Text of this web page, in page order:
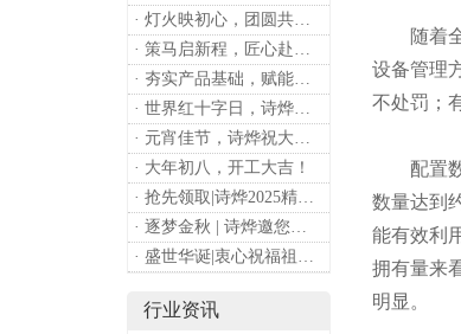
· 灯火映初心，团圆共安康 —— 诗烨恭祝大家元宵喜乐
· 策马启新程，匠心赴华章——诗烨开工大吉
· 夯实产品基础，赋能专业服务——上海诗烨办公椅产品基础知识培训圆满开展
· 世界红十字日，诗烨向全体红十字人致以最诚挚的节日祝福
· 元宵佳节，诗烨祝大家团团圆圆
· 大年初八，开工大吉！
· 抢先领取|诗烨2025精美台历超前放送！
· 逐梦金秋 | 诗烨邀您共赴第90届中国国际医疗器械博览会
· 盛世华诞|衷心祝福祖国母亲昌盛富强！
行业资讯
随着全
设备管理
不处罚；
配置数
数量达到
能有效利
拥有量来
明显。